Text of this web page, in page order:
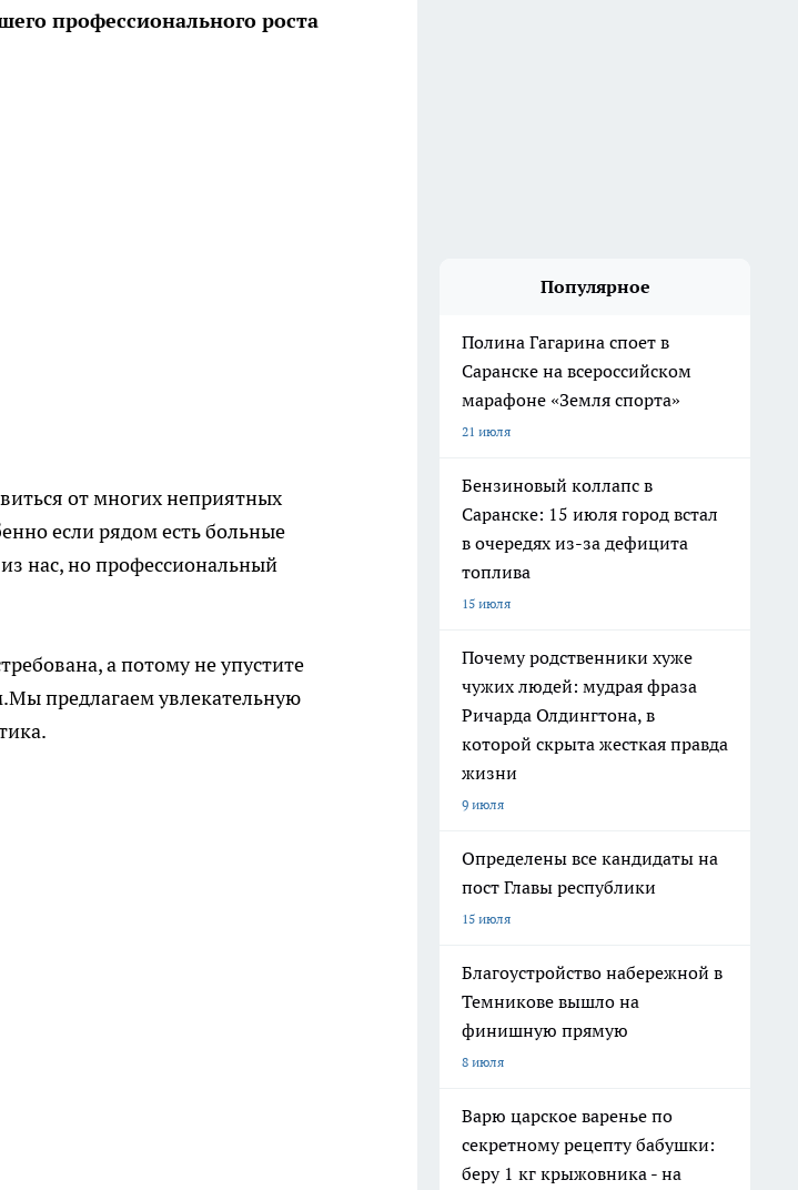
профессионального роста
от многих неприятных
если рядом есть больные
нас, но профессиональный
а потому не упустите
предлагаем увлекательную
Популярное
Полина Гагарина споет в
Саранске на всероссийском
марафоне «Земля спорта»
21 июля
Бензиновый коллапс в
Саранске: 15 июля город встал
в очередях из-за дефицита
топлива
15 июля
Почему родственники хуже
чужих людей: мудрая фраза
Ричарда Олдингтона, в
которой скрыта жесткая правда
жизни
9 июля
Определены все кандидаты на
пост Главы республики
15 июля
Благоустройство набережной в
Темникове вышло на
финишную прямую
8 июля
Варю царское варенье по
секретному рецепту бабушки:
беру 1 кг крыжовника - на